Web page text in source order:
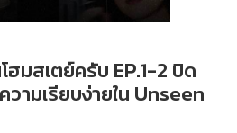
มสเตย์ครับ EP.1-2 ปิด
ามเรียบง่ายใน Unseen